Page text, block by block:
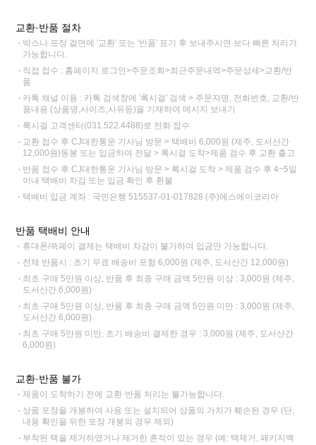
교환·반품 절차
박스나 포장 겉면에 '교환' 또는 '반품' 표기 후 보내주시면 보다 빠른 처리가
가능합니다.
직접 접수 : 홈페이지 로그인>주문조회>최근주문내역>주문상세>교환/반
품
카톡 채널 이용 : 카톡 검색창에 '록시걸' 검색 > 주문자명, 전화번호, 교환/반
품내용 (상품명,사이즈,사유등)을 기재하여 메시지 보내기
록시걸 고객센터(031.522.4488)로 전화 접수
교환 접수 후 CJ대한통운 기사님 방문 > 택배비 6,000원 (제주, 도서산간
12,000원)동봉 또는 입금하여 전달 > 록시걸 도착>제품 검수 후 교환 출고
반품 접수 후 CJ대한통운 기사님 방문 > 록시걸 도착 > 제품 검수 후 4~5일
이내 택배비 차감 또는 입금 확인 후 환불
택배비 입금 계좌 : 국민은행 515537-01-017828 (주)에스에이코리아
반품 택배비 안내
휴대폰/쓱페이 결제는 택배비 차감이 불가하여 입금만 가능합니다.
전체 반품시 : 초기 무료 배송비 포함 6,000원 (제주, 도서산간 12,000원)
최초 구매 5만원 이상, 반품 후 최종 구매 금액 5만원 이상 : 3,000원 (제주,
도서산간 6,000원)
최초 구매 5만원 이상, 반품 후 최종 구매 금액 5만원 미만 : 3,000원 (제주,
도서산간 6,000원)
최초 구매 5만원 미만, 초기 배송비 결제한 경우 : 3,000원 (제주, 도서산간
6,000원)
교환·반품 불가
제품이 도착하기 전에 교환·반품 처리는 불가능합니다.
상품 포장을 개봉하여 사용 또는 설치되어 상품의 가치가 훼손된 경우 (단,
내용 확인을 위한 포장 개봉의 경우 제외)
부착된 택을 제거하였거나 제거한 흔적이 있는 경우 (예: 택제거, 패키지백